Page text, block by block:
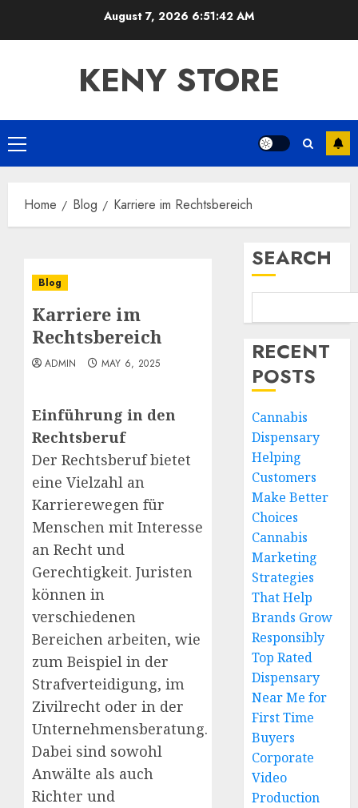
August 7, 2026 6:51:43 AM
KENY STORE
Primary
Menu
Home Blog Karriere im Rechtsbereich
Blog
Karriere im
Rechtsbereich
ADMIN MAY 6, 2025
Einführung in den
Rechtsberuf
Der Rechtsberuf bietet
eine Vielzahl an
Karrierewegen für
Menschen mit Interesse
an Recht und
Gerechtigkeit. Juristen
können in
verschiedenen
Bereichen arbeiten, wie
zum Beispiel in der
Strafverteidigung, im
Zivilrecht oder in der
Unternehmensberatung.
Dabei sind sowohl
Anwälte als auch
Richter und
SEARCH
RECENT
POSTS
Cannabis
Dispensary
Helping
Customers
Make Better
Choices
Cannabis
Marketing
Strategies
That Help
Brands Grow
Responsibly
Top Rated
Dispensary
Near Me for
First Time
Buyers
Corporate
Video
Production